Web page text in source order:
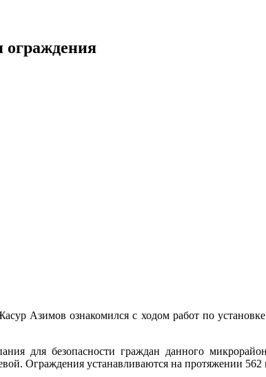
ограждения
Азимов ознакомился с ходом работ по
для безопасности граждан данного
Ограждения устанавливаются на протяжении 562